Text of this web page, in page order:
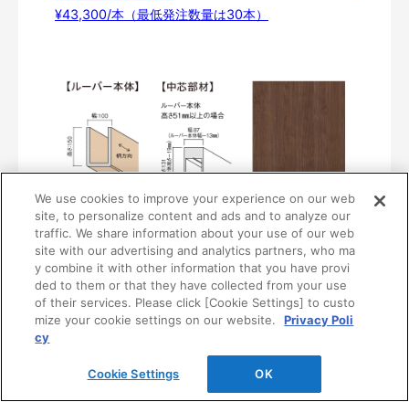
¥43,300/本（最低発注数量は30本）
〈UB38〉
MF01-0138-1015
¥43,300/本（最低発注数量は30本）
We use cookies to improve your experience on our web
site, to personalize content and ads and to analyze our
traffic. We share information about your use of our web
site with our advertising and analytics partners, who ma
y combine it with other information that you have provi
ded to them or that they have collected from your use
of their services. Please click [Cookie Settings] to custo
mize your cookie settings on our website.
Privacy Poli
cy
Cookie Settings OK